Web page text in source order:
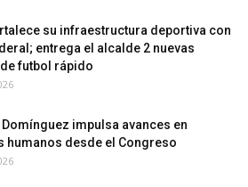
su infraestructura deportiva con
entrega el alcalde 2 nuevas
futbol rápido
impulsa avances en
humanos desde el Congreso